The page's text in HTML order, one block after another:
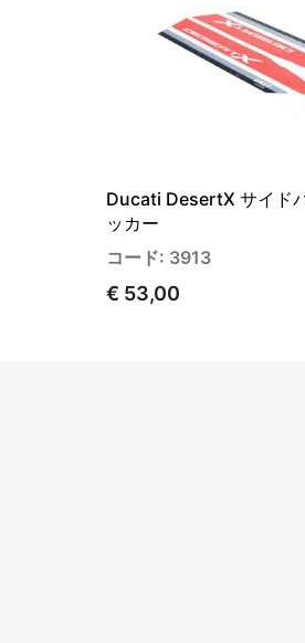
Ducati DesertX サイド
ッカー
コード: 3913
€ 53,00